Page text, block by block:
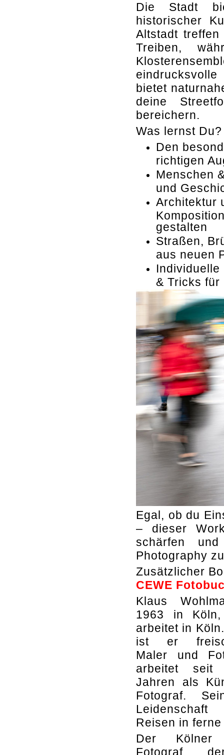
Die Stadt
historischer
Altstadt treffen
Treiben,
bietet
deine
bereichern.
Was lernst Du?
Den
richtigen
Menschen
und
Architektur
gestalten
Straßen,
aus neuen
Individuelle
& Tricks für
Egal, ob du
– dieser
schärfen
Photography
Zusätzlicher
CEWE
Klaus
1963 in
arbeitet in
ist er
Maler und
arbeitet
Jahren als
Fotograf.
Reisen in
Der
Fotograf,